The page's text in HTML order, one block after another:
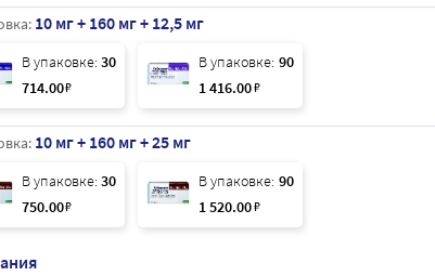
10 мг + 160 мг + 12,5 мг
В упаковке: 30
714.00₽
В упаковке: 90
1 416.00₽
10 мг + 160 мг + 25 мг
В упаковке: 30
750.00₽
В упаковке: 90
1 520.00₽